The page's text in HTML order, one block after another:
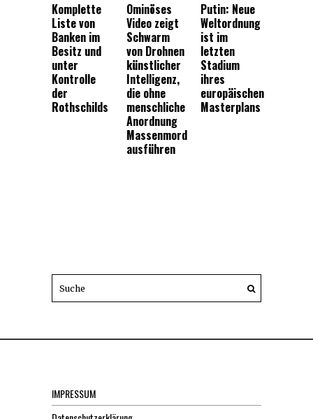
Komplette
Liste von
Banken im
Besitz und
unter
Kontrolle
der
Rothschilds
Ominöses
Video zeigt
Schwarm
von Drohnen
künstlicher
Intelligenz,
die ohne
menschliche
Anordnung
Massenmord
ausführen
Putin: Neue
Weltordnung
ist im
letzten
Stadium
ihres
europäischen
Masterplans
IMPRESSUM